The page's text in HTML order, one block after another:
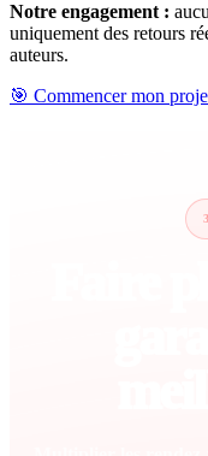
Notre engagement :
uniquement des retours
auteurs.
🎯 Commencer mon